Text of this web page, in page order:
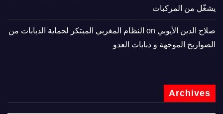
يشغّل من المركبات
صلاح الدين الأيوبي
النظام المغربي المبتكر لحماية الدبابات من
الصواريخ الموجهة و دبابات العدو
Archives